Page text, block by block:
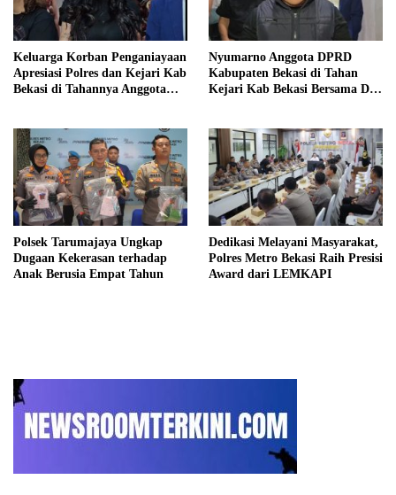
Keluarga Korban Penganiayaan
Apresiasi Polres dan Kejari Kab
Bekasi di Tahannya Anggota
Nyumarno Anggota DPRD
Kabupaten Bekasi di Tahan
Kejari Kab Bekasi Bersama Dua
Polsek Tarumajaya Ungkap
Dugaan Kekerasan terhadap
Anak Berusia Empat Tahun
Dedikasi Melayani Masyarakat,
Polres Metro Bekasi Raih Presisi
Award dari LEMKAPI